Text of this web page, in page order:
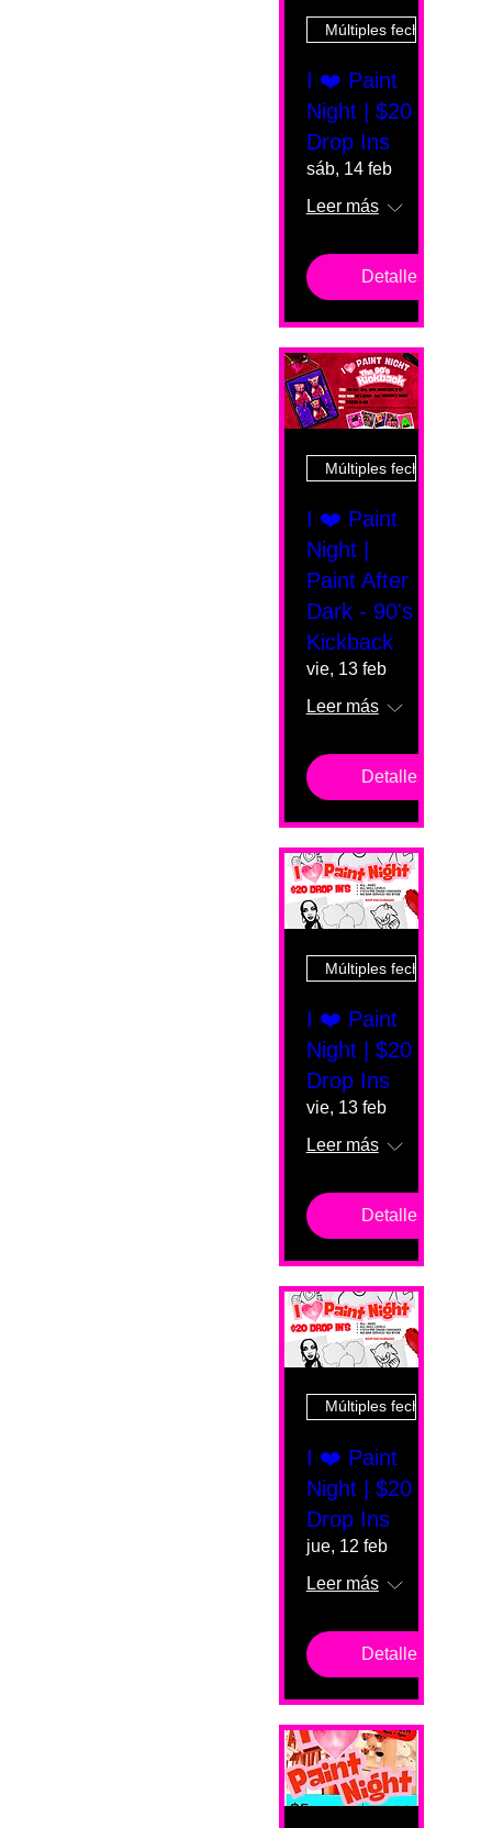
Múltiples fechas
I ❤️ Paint
Night | $20
Drop Ins
sáb, 14 feb
Leer más
Detalles
Múltiples fechas
I ❤️ Paint
Night |
Paint After
Dark - 90's
Kickback
vie, 13 feb
Leer más
Detalles
Múltiples fechas
I ❤️ Paint
Night | $20
Drop Ins
vie, 13 feb
Leer más
Detalles
Múltiples fechas
I ❤️ Paint
Night | $20
Drop Ins
jue, 12 feb
Leer más
Detalles